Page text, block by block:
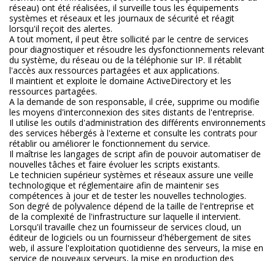
réseau) ont été réalisées, il surveille tous les équipements
systèmes et réseaux et les journaux de sécurité et réagit
lorsqu'il reçoit des alertes.
A tout moment, il peut être sollicité par le centre de services
pour diagnostiquer et résoudre les dysfonctionnements relevant
du système, du réseau ou de la téléphonie sur IP. Il rétablit
l'accès aux ressources partagées et aux applications.
Il maintient et exploite le domaine ActiveDirectory et les
ressources partagées.
A la demande de son responsable, il crée, supprime ou modifie
les moyens d'interconnexion des sites distants de l'entreprise.
Il utilise les outils d'administration des différents environnements
des services hébergés à l'externe et consulte les contrats pour
rétablir ou améliorer le fonctionnement du service.
Il maîtrise les langages de script afin de pouvoir automatiser de
nouvelles tâches et faire évoluer les scripts existants.
Le technicien supérieur systèmes et réseaux assure une veille
technologique et réglementaire afin de maintenir ses
compétences à jour et de tester les nouvelles technologies.
Son degré de polyvalence dépend de la taille de l'entreprise et
de la complexité de l'infrastructure sur laquelle il intervient.
Lorsqu'il travaille chez un fournisseur de services cloud, un
éditeur de logiciels ou un fournisseur d'hébergement de sites
web, il assure l'exploitation quotidienne des serveurs, la mise en
service de nouveaux serveurs, la mise en production des